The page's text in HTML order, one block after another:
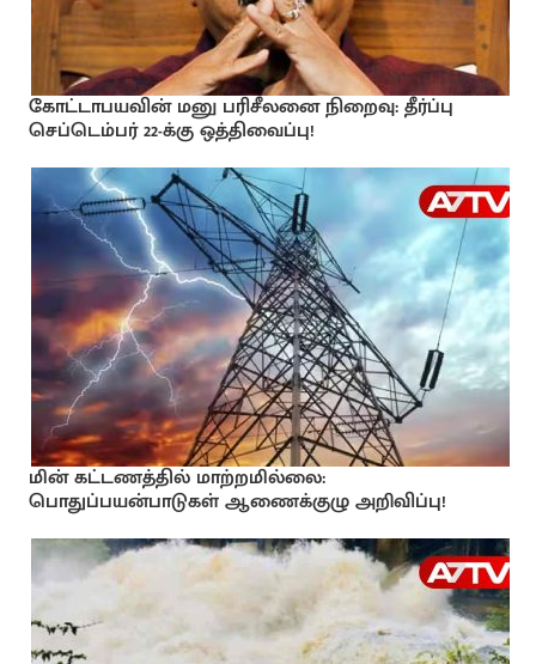
கோட்டாபயவின் மனு பரிசீலனை நிறைவு: தீர்ப்பு
செப்டெம்பர் 22-க்கு ஒத்திவைப்பு!
மின் கட்டணத்தில் மாற்றமில்லை:
பொதுப்பயன்பாடுகள் ஆணைக்குழு அறிவிப்பு!